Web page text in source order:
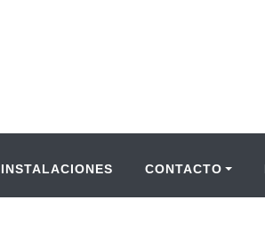
INSTALACIONES CONTACTO